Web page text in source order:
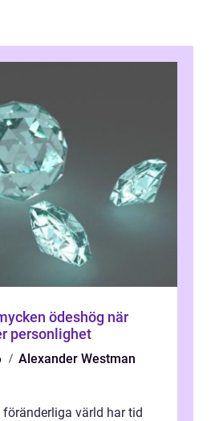
ödeshög när
personlighet
Alexander Westman
värld har tid